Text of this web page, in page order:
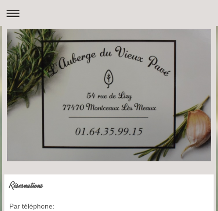
Réservations
Par téléphone: